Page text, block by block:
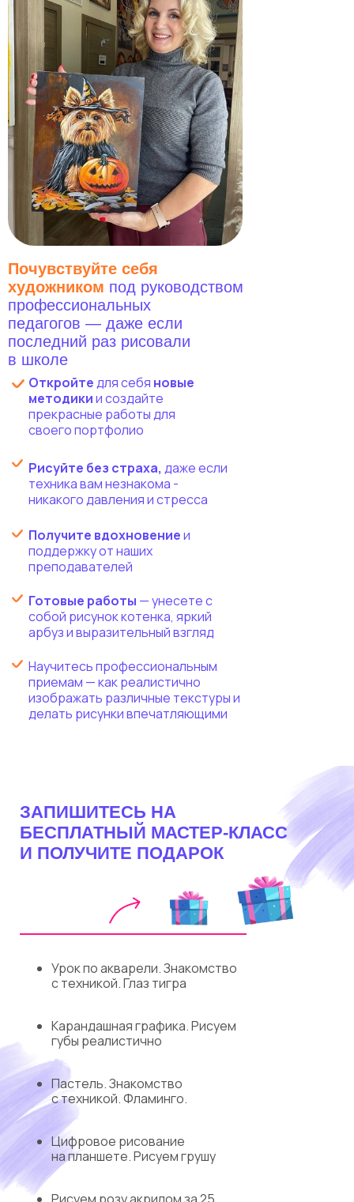
Рисуйте без страха, даже если
техника вам незнакома -
никакого давления и стресса
Готовые работы — унесете с
собой рисунок котенка, яркий
арбуз и выразительный взгляд
Научитесь профессиональным
приемам — как реалистично
изображать различные текстуры и
делать рисунки впечатляющими
Получите вдохновениеи
поддержку от наших
преподавателей
Откройтедля себя новые
методикии создайте
прекрасные работы для
своего портфолио
Почувствуйте себя
художником под руководством
профессиональных
педагогов — даже если
последний раз рисовали
в школе
ЗАПИШИТЕСЬ НА
БЕСПЛАТНЫЙ МАСТЕР-КЛАСС
И ПОЛУЧИТЕ ПОДАРОК
Урок по акварели. Знакомство
с техникой. Глаз тигра
Карандашная графика. Рисуем
губы реалистично
Пастель. Знакомство
с техникой. Фламинго.
Цифровое рисование
на планшете. Рисуем грушу